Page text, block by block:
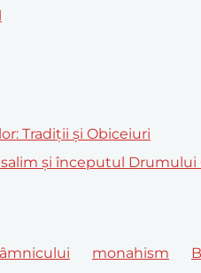
Tradiții și Obiceiuri
și începutul Drumului
monahism